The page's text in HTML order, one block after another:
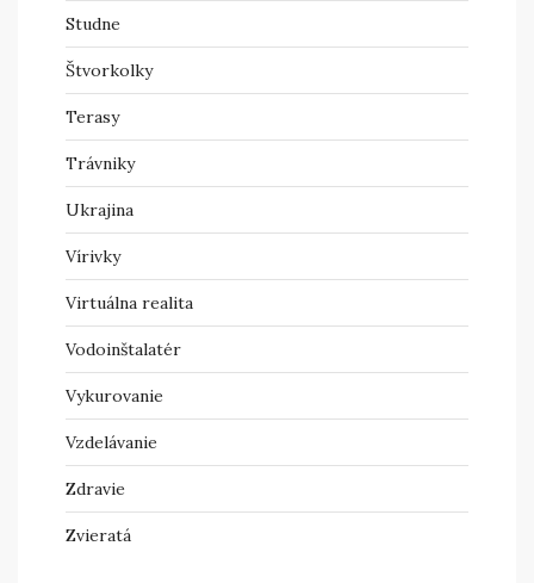
Studne
Štvorkolky
Terasy
Trávniky
Ukrajina
Vírivky
Virtuálna realita
Vodoinštalatér
Vykurovanie
Vzdelávanie
Zdravie
Zvieratá